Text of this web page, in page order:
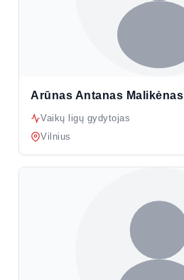
Arūnas Antanas Malikėnas
Vaikų ligų gydytojas
Vilnius